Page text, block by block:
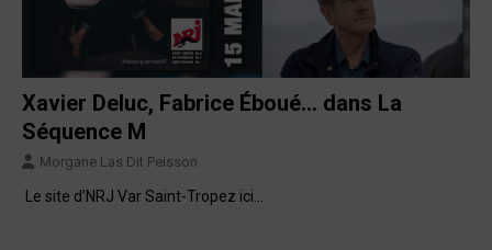
Xavier Deluc, Fabrice Éboué… dans La
Séquence M
Morgane Las Dit Peisson
Le site d’NRJ Var Saint-Tropez ici…